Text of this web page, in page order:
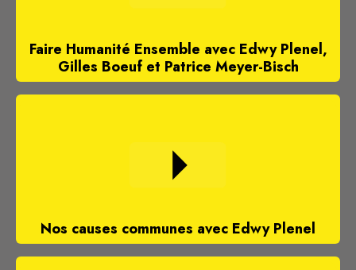
Faire Humanité Ensemble avec Edwy Plenel,
Gilles Boeuf et Patrice Meyer-Bisch
Nos causes communes avec Edwy Plenel